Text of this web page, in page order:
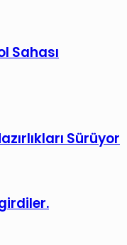
Sahası
Sürüyor